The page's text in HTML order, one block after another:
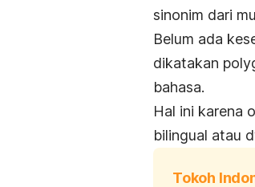
sinonim dari
Belum ada
dikatakan
bahasa.
Hal ini karena
bilingual atau
Tokoh